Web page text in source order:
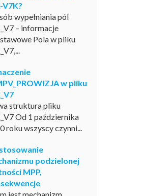
V7K?
wypełniania pól
– informacje
Pola w pliku
w pliku
struktura pliku
Od 1 października
roku wszyscy czynni...
podzielonej
MPP,